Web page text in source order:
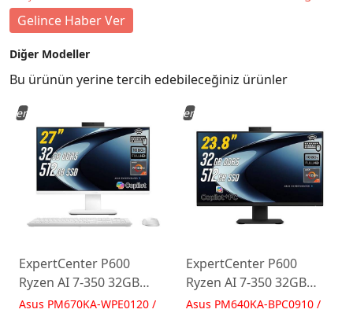
Gelince Haber Ver
Diğer Modeller
Bu ürünün yerine tercih edebileceğiniz ürünler
ExpertCenter P600
Ryzen AI 7-350 32GB
512GB 27 FreeDos Beyaz
Asus PM670KA-WPE0120 /
Yeni
ExpertCenter P600
Ryzen AI 7-350 32GB
512GB 23.8 FreeDos
Asus PM640KA-BPC0910 /
Yeni